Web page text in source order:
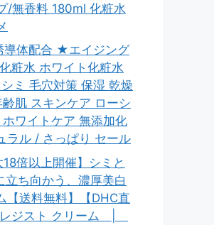
/無香料 180ml 化粧水
導体配合 ★エイジング
粧水 ホワイト化粧水
ミ 毛穴対策 保湿 乾燥
肌 スキンケア ローシ
ホワイトケア 無添加化
ラル / さっぱり セール
18倍以上開催】シミと
立ち向かう、濃厚美白
【送料無料】【DHC直
レジスト クリーム |